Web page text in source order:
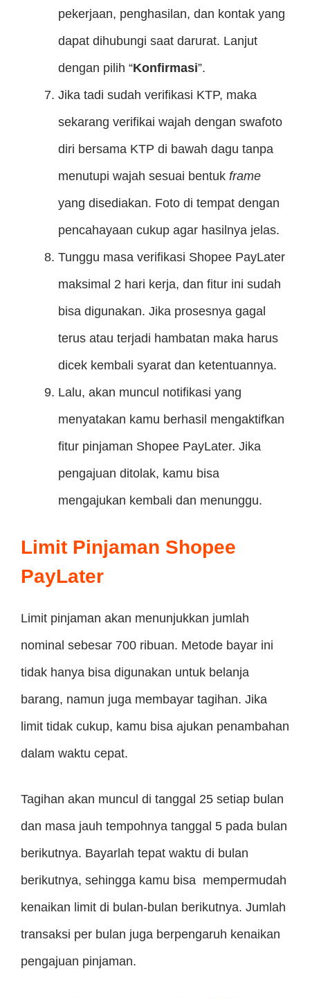
pekerjaan, penghasilan, dan kontak yang
dapat dihubungi saat darurat. Lanjut
dengan pilih “Konfirmasi”.
Jika tadi sudah verifikasi KTP, maka
sekarang verifikai wajah dengan swafoto
diri bersama KTP di bawah dagu tanpa
menutupi wajah sesuai bentuk frame
yang disediakan. Foto di tempat dengan
pencahayaan cukup agar hasilnya jelas.
Tunggu masa verifikasi Shopee PayLater
maksimal 2 hari kerja, dan fitur ini sudah
bisa digunakan. Jika prosesnya gagal
terus atau terjadi hambatan maka harus
dicek kembali syarat dan ketentuannya.
Lalu, akan muncul notifikasi yang
menyatakan kamu berhasil mengaktifkan
fitur pinjaman Shopee PayLater. Jika
pengajuan ditolak, kamu bisa
mengajukan kembali dan menunggu.
Limit Pinjaman Shopee
PayLater
Limit pinjaman akan menunjukkan jumlah
nominal sebesar 700 ribuan. Metode bayar ini
tidak hanya bisa digunakan untuk belanja
barang, namun juga membayar tagihan. Jika
limit tidak cukup, kamu bisa ajukan penambahan
dalam waktu cepat.
Tagihan akan muncul di tanggal 25 setiap bulan
dan masa jauh tempohnya tanggal 5 pada bulan
berikutnya. Bayarlah tepat waktu di bulan
berikutnya, sehingga kamu bisa mempermudah
kenaikan limit di bulan-bulan berikutnya. Jumlah
transaksi per bulan juga berpengaruh kenaikan
pengajuan pinjaman.